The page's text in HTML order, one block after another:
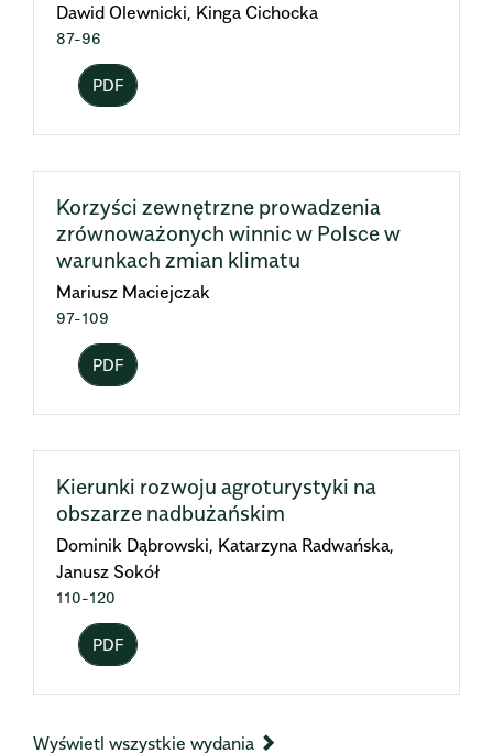
Dawid Olewnicki, Kinga Cichocka
87-96
PDF
Korzyści zewnętrzne prowadzenia
zrównoważonych winnic w Polsce w
warunkach zmian klimatu
Mariusz Maciejczak
97-109
PDF
Kierunki rozwoju agroturystyki na
obszarze nadbużańskim
Dominik Dąbrowski, Katarzyna Radwańska,
Janusz Sokół
110-120
PDF
Wyświetl wszystkie wydania